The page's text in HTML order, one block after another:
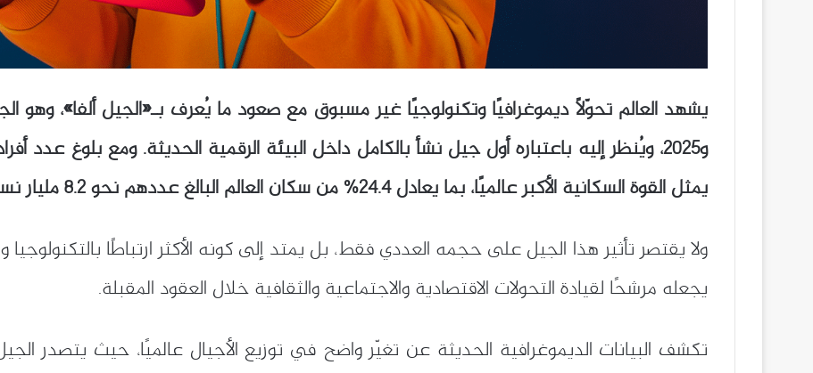
و2025، ويُنظر إليه باعتباره أول جيل نشأ بالكامل داخل البيئة الرقمية الحديثة. ومع بلوغ
يمثل القوة السكانية الأكبر عالميًا، بما يعادل 24.4% من سكان العالم البالغ عددهم نحو 8.2 مليار نسمة.
ولا يقتصر تأثير هذا الجيل على حجمه العددي فقط، بل يمتد إلى كونه الأكثر ارتباطًا بالتكنولوجيا
يجعله مرشحًا لقيادة التحولات الاقتصادية والاجتماعية والثقافية خلال العقود المقبلة.
تكشف البيانات الديموغرافية الحديثة عن تغيّر واضح في توزيع الأجيال عالميًا، حيث يتصدر